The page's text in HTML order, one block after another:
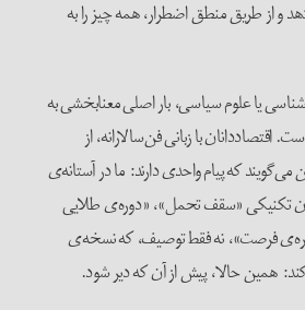
و از طریق منطق اضطرار، همه چیز را به
یا علوم سیاسی، بار اصلی معنابخشی به
با زبانی فن‌سالارانه، از
که پیام واحدی دارند: ما در آستانه‌ی
تکنیکی «سقف تحمل»، «دوره‌ی طلایی
فرصت»، نه فقط توصیف، که نسخه‌ی
همین حالا، پیش از آن که دیر شود.